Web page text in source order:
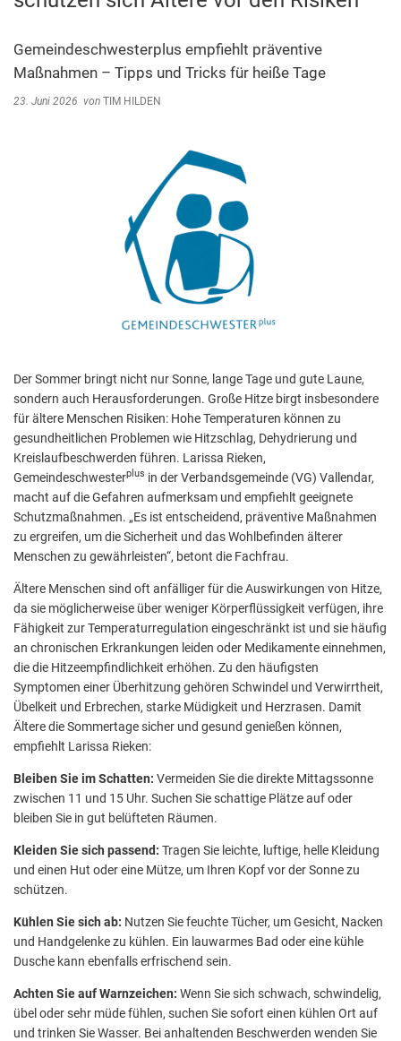
Steuern, Gebühren, Beiträge
Schiedsamt
Kita-Sozialarbeit
Gemeindeschwesterplus empfiehlt präventive
Maßnahmen – Tipps und Tricks für heiße Tage
23. Juni 2026 von TIM HILDEN
Der Sommer bringt nicht nur Sonne, lange Tage und gute Laune,
sondern auch Herausforderungen. Große Hitze birgt insbesondere
für ältere Menschen Risiken: Hohe Temperaturen können zu
gesundheitlichen Problemen wie Hitzschlag, Dehydrierung und
Kreislaufbeschwerden führen. Larissa Rieken,
Gemeindeschwesterplus in der Verbandsgemeinde (VG) Vallendar,
macht auf die Gefahren aufmerksam und empfiehlt geeignete
Schutzmaßnahmen. „Es ist entscheidend, präventive Maßnahmen
zu ergreifen, um die Sicherheit und das Wohlbefinden älterer
Menschen zu gewährleisten“, betont die Fachfrau.
Ältere Menschen sind oft anfälliger für die Auswirkungen von Hitze,
da sie möglicherweise über weniger Körperflüssigkeit verfügen, ihre
Fähigkeit zur Temperaturregulation eingeschränkt ist und sie häufig
an chronischen Erkrankungen leiden oder Medikamente einnehmen,
die die Hitzeempfindlichkeit erhöhen. Zu den häufigsten
Symptomen einer Überhitzung gehören Schwindel und Verwirrtheit,
Übelkeit und Erbrechen, starke Müdigkeit und Herzrasen. Damit
Ältere die Sommertage sicher und gesund genießen können,
empfiehlt Larissa Rieken:
Bleiben Sie im Schatten: Vermeiden Sie die direkte Mittagssonne
zwischen 11 und 15 Uhr. Suchen Sie schattige Plätze auf oder
bleiben Sie in gut belüfteten Räumen.
Kleiden Sie sich passend: Tragen Sie leichte, luftige, helle Kleidung
und einen Hut oder eine Mütze, um Ihren Kopf vor der Sonne zu
schützen.
Kühlen Sie sich ab: Nutzen Sie feuchte Tücher, um Gesicht, Nacken
und Handgelenke zu kühlen. Ein lauwarmes Bad oder eine kühle
Dusche kann ebenfalls erfrischend sein.
Achten Sie auf Warnzeichen: Wenn Sie sich schwach, schwindelig,
übel oder sehr müde fühlen, suchen Sie sofort einen kühlen Ort auf
und trinken Sie Wasser. Bei anhaltenden Beschwerden wenden Sie